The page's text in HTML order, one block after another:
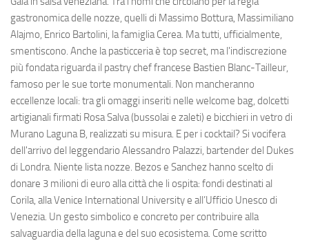
gastronomica delle nozze, quelli di Massimo Bottura, Massimiliano
Alajmo, Enrico Bartolini, la famiglia Cerea. Ma tutti, ufficialmente,
smentiscono. Anche la pasticceria è top secret, ma l'indiscrezione
più fondata riguarda il pastry chef francese Bastien Blanc-Tailleur,
famoso per le sue torte monumentali. Non mancheranno
eccellenze locali: tra gli omaggi inseriti nelle welcome bag, dolcetti
artigianali firmati Rosa Salva (bussolai e zaleti) e bicchieri in vetro di
Murano Laguna B, realizzati su misura. E per i cocktail? Si vocifera
dell'arrivo del leggendario Alessandro Palazzi, bartender del Dukes
di Londra. Niente lista nozze. Bezos e Sanchez hanno scelto di
donare 3 milioni di euro alla città che li ospita: fondi destinati al
Corila, alla Venice International University e all’Ufficio Unesco di
Venezia. Un gesto simbolico e concreto per contribuire alla
salvaguardia della laguna e del suo ecosistema. Come scritto